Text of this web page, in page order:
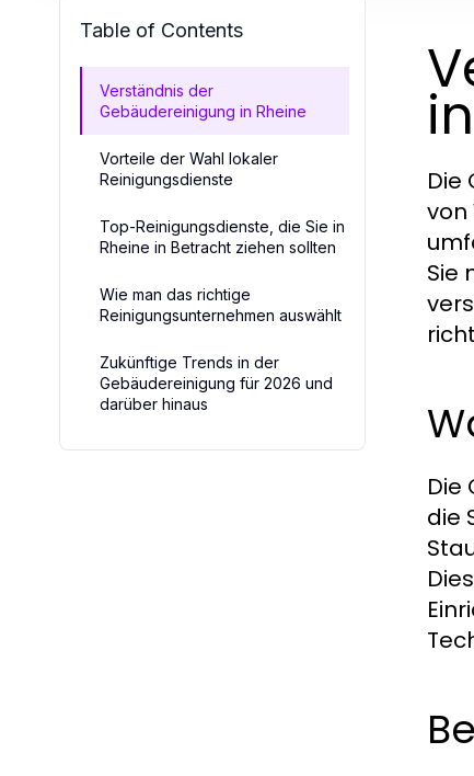
Table of Contents
Verständnis der
Gebäudereinigung in Rheine
Vorteile der Wahl lokaler
Reinigungsdienste
Top-Reinigungsdienste, die Sie in
Rheine in Betracht ziehen sollten
Wie man das richtige
Reinigungsunternehmen auswählt
Zukünftige Trends in der
Gebäudereinigung für 2026 und
darüber hinaus
Die
von
Sie
Die
die